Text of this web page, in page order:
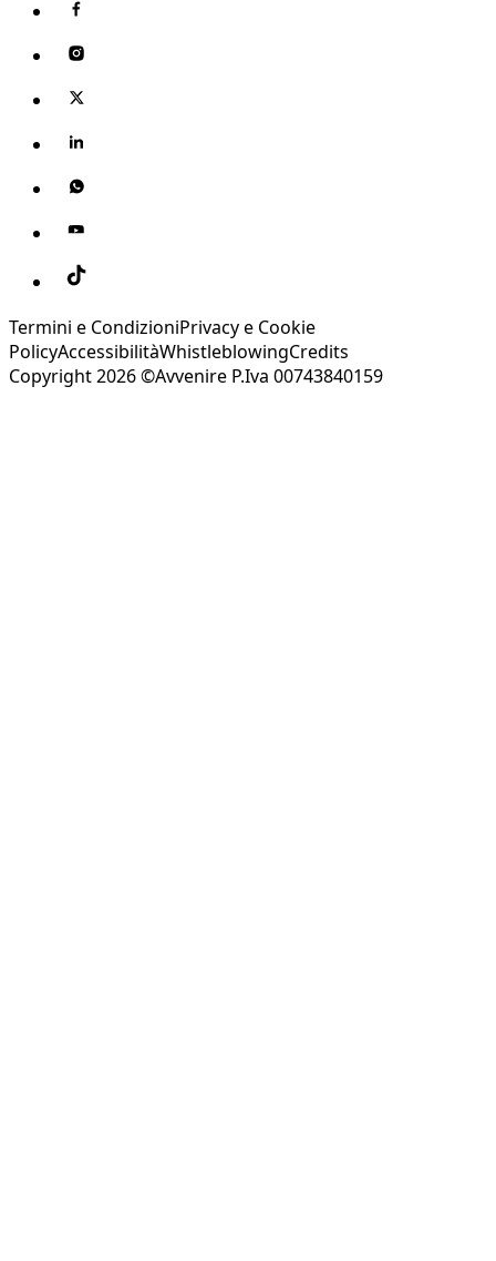
Termini e CondizioniPrivacy e Cookie
PolicyAccessibilitàWhistleblowingCredits
Copyright 2026 ©Avvenire P.Iva 00743840159